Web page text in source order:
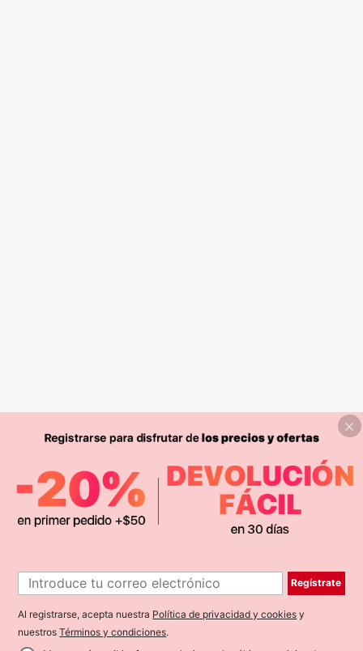
Regístrate
Al registrarse, acepta nuestra Política de privacidad y cookies y
nuestrosTérminos y condiciones.